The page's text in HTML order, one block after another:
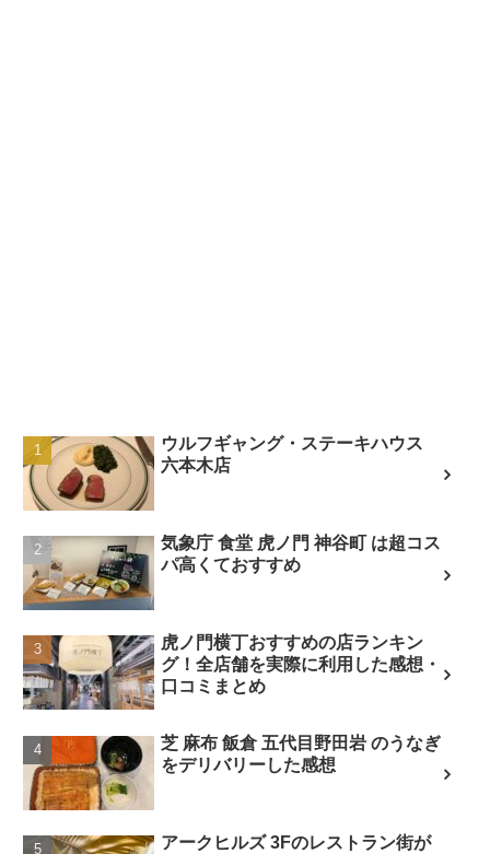
ウルフギャング・ステーキハウス
六本木店
気象庁 食堂 虎ノ門 神谷町 は超コス
パ高くておすすめ
虎ノ門横丁おすすめの店ランキン
グ！全店舗を実際に利用した感想・
口コミまとめ
芝 麻布 飯倉 五代目野田岩 のうなぎ
をデリバリーした感想
アークヒルズ 3Fのレストラン街が